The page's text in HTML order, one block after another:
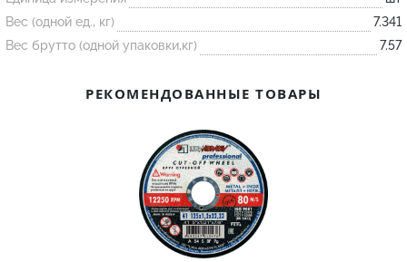
Контакт
Желоб
Вес (одной ед., кг)
7.341
Вес брутто (одной упаковки,кг)
7.57
РЕКОМЕНДОВАННЫЕ ТОВАРЫ